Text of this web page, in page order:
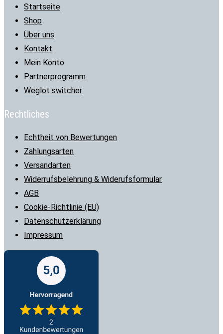
Startseite
Shop
Über uns
Kontakt
Mein Konto
Partnerprogramm
Weglot switcher
Rechtliches
Echtheit von Bewertungen
Zahlungsarten
Versandarten
Widerrufsbelehrung & Widerufsformular
AGB
Cookie-Richtlinie (EU)
Datenschutzerklärung
Impressum